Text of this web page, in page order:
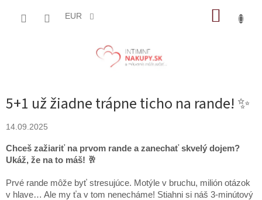
EUR
5+1 už žiadne trápne ticho na rande! ✨
14.09.2025
Chceš zažiariť na prvom rande a zanechať skvelý dojem?
Ukáž, že na to máš! 🥂
Prvé rande môže byť stresujúce. Motýle v bruchu, milión otázok
v hlave… Ale my ťa v tom nenecháme! Stiahni si náš 3-minútový